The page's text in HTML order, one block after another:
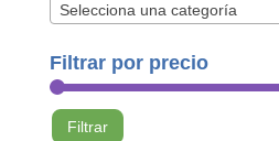
Selecciona una categoría
Filtrar por precio
Filtrar